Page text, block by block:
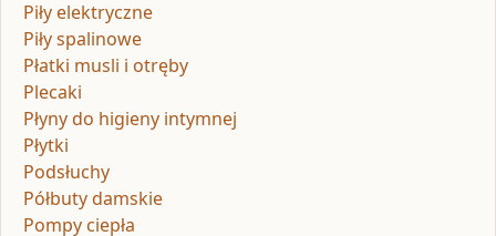
Piły elektryczne
Piły spalinowe
Płatki musli i otręby
Plecaki
Płyny do higieny intymnej
Płytki
Podsłuchy
Półbuty damskie
Pompy ciepła